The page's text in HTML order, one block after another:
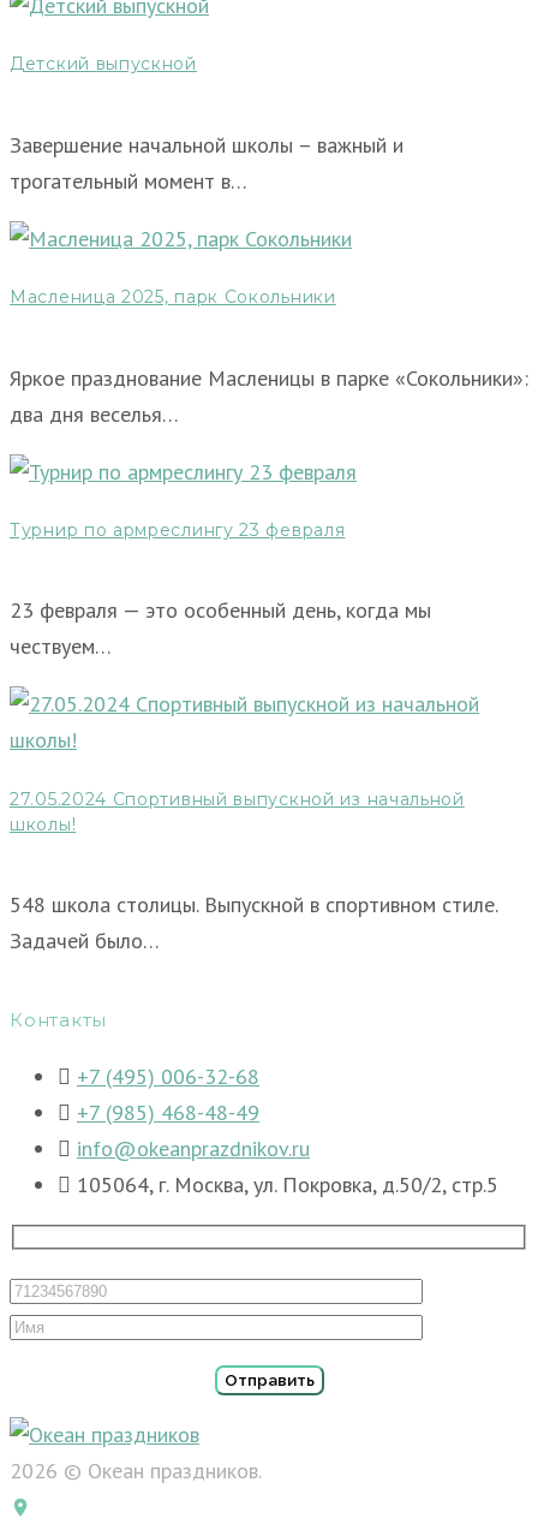
Детский выпускной
Завершение начальной школы – важный и
трогательный момент в…
Масленица 2025, парк Сокольники
Яркое празднование Масленицы в парке «Сокольники»:
два дня веселья…
Турнир по армреслингу 23 февраля
23 февраля — это особенный день, когда мы
чествуем…
27.05.2024 Спортивный выпускной из начальной
школы!
548 школа столицы. Выпускной в спортивном стиле.
Задачей было…
Контакты
+7 (495) 006-32-68
+7 (985) 468-48-49
info@okeanprazdnikov.ru
105064, г. Москва, ул. Покровка, д.50/2, стр.5
2026 © Океан праздников.